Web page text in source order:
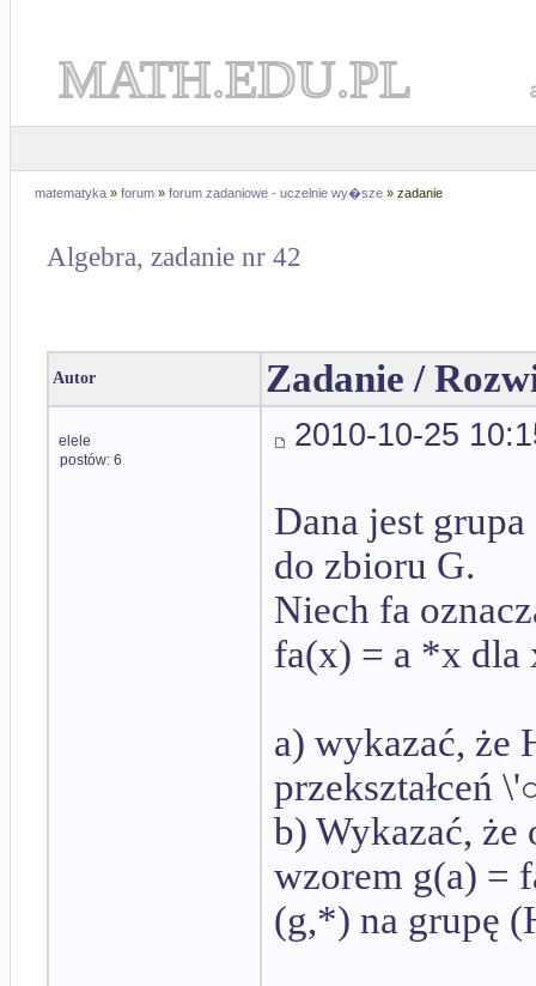
MATH.EDU.PL
matematyka » forum » forum zadaniowe - uczelnie wy�sze » zadanie
Algebra, zadanie nr 42
Autor Zadanie /
elele
postów: 6
2010-10-25
Dana jest
do zbioru G.
Niech fa
fa(x) = a *x dla
a) wykazać, że
przekształceń \'
b) Wykazać,
wzorem g(a) =
(g,*) na grupę